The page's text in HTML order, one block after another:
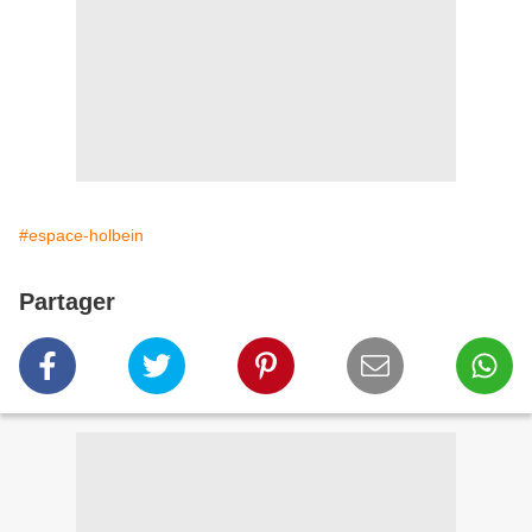
#espace-holbein
Partager